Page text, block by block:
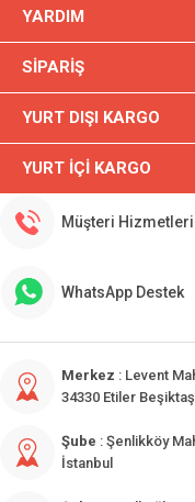
YARDIM
SIPARIŞ
YURT DIŞI KARGO
YURT İÇI KARGO
Müşteri Hizmetleri
WhatsApp Destek
Merkez : Levent
34330 Etiler
Şube : Şenlikköy
İstanbul